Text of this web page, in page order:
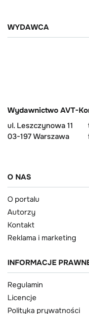
WYDAWCA
Wydawnictwo AVT-
ul. Leszczynowa 11
03-197 Warszawa
O NAS
O portalu
Autorzy
Kontakt
Reklama i marketing
INFORMACJE
Regulamin
Licencje
Polityka prywatności